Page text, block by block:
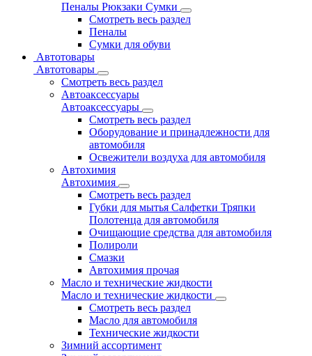
Пеналы Рюкзаки Сумки
Смотреть весь раздел
Пеналы
Сумки для обуви
Автотовары
Автотовары
Смотреть весь раздел
Автоаксессуары
Автоаксессуары
Смотреть весь раздел
Оборудование и принадлежности для
автомобиля
Освежители воздуха для автомобиля
Автохимия
Автохимия
Смотреть весь раздел
Губки для мытья Салфетки Тряпки
Полотенца для автомобиля
Очищающие средства для автомобиля
Полироли
Смазки
Автохимия прочая
Масло и технические жидкости
Масло и технические жидкости
Смотреть весь раздел
Масло для автомобиля
Технические жидкости
Зимний ассортимент